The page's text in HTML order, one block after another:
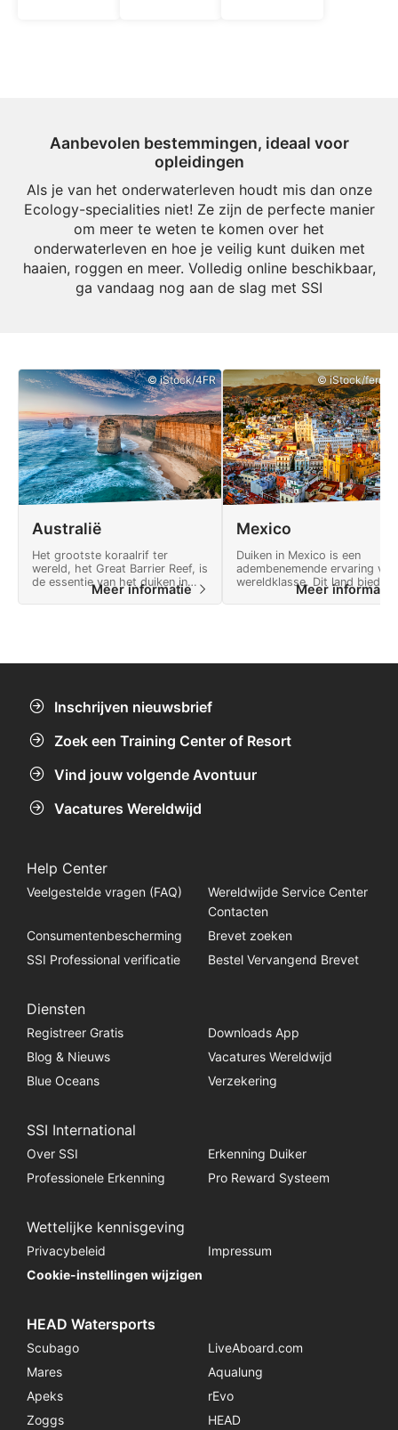
Aanbevolen bestemmingen, ideaal voor
opleidingen
Als je van het onderwaterleven houdt mis dan onze
Ecology-specialities niet! Ze zijn de perfecte manier
om meer te weten te komen over het
onderwaterleven en hoe je veilig kunt duiken met
haaien, roggen en meer. Volledig online beschikbaar,
ga vandaag nog aan de slag met SSI
© iStock/4FR
Australië
Het grootste koraalrif ter
wereld, het Great Barrier Reef, is
de essentie van het duiken in
Meer informatie
© iStock/
Mexico
Duiken in Mexico is een
adembenemende ervaring van
wereldklasse. Dit land biedt
avonturen en een landschap
natuurlijke wonderen.
Meer
Inschrijven nieuwsbrief
Zoek een Training Center of Resort
Vind jouw volgende Avontuur
Vacatures Wereldwijd
Help Center
Veelgestelde vragen (FAQ)
Wereldwijde Service Center
Contacten
Consumentenbescherming
Brevet zoeken
SSI Professional verificatie
Bestel Vervangend Brevet
Diensten
Registreer Gratis
Downloads App
Blog & Nieuws
Vacatures Wereldwijd
Blue Oceans
Verzekering
SSI International
Over SSI
Erkenning Duiker
Professionele Erkenning
Pro Reward Systeem
Wettelijke kennisgeving
Privacybeleid
Impressum
Cookie-instellingen wijzigen
HEAD Watersports
Scubago
LiveAboard.com
Mares
Aqualung
Apeks
rEvo
Zoggs
HEAD